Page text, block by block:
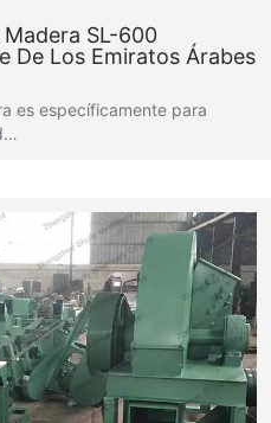
SL-600
De Los Emiratos Árabes
es específicamente para